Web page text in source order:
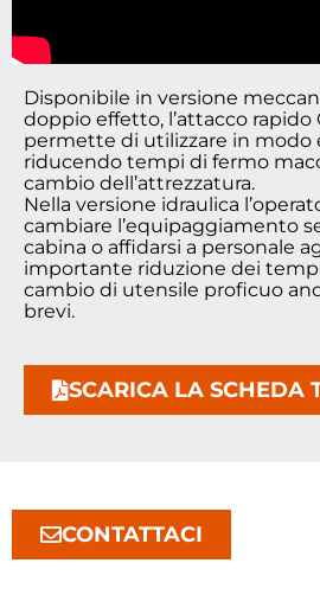
Disponibile in versione
doppio effetto, l’attacco rapido
permette di utilizzare in modo
riducendo tempi di fermo
cambio dell’attrezzatura.
Nella versione idraulica
cambiare l’equipaggiamento
cabina o affidarsi a personale
importante riduzione dei
cambio di utensile proficuo
brevi.
SCARICA LA SCHEDA
CONTATTACI